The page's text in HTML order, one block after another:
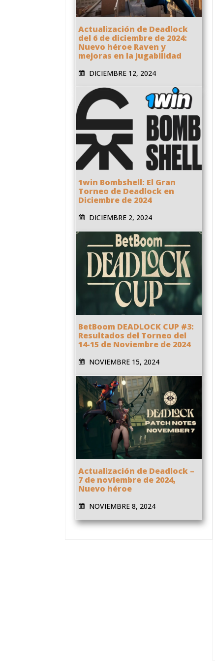
Actualización de Deadlock
del 6 de diciembre de 2024:
Nuevo héroe Raven y
mejoras en la jugabilidad
DICIEMBRE 12, 2024
1win Bombshell: El Gran
Torneo de Deadlock en
Diciembre de 2024
DICIEMBRE 2, 2024
BetBoom DEADLOCK CUP #3:
Resultados del Torneo del
14-15 de Noviembre de 2024
NOVIEMBRE 15, 2024
Actualización de Deadlock –
7 de noviembre de 2024,
Nuevo héroe
NOVIEMBRE 8, 2024